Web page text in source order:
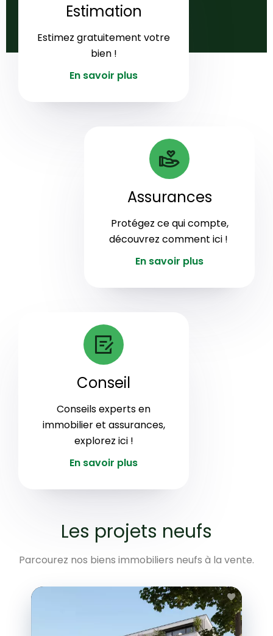
Estimation
Estimez gratuitement votre
bien !
En savoir plus
Assurances
Protégez ce qui compte,
découvrez comment ici !
En savoir plus
Conseil
Conseils experts en
immobilier et assurances,
explorez ici !
En savoir plus
Les projets neufs
Parcourez nos biens immobiliers neufs à la vente.